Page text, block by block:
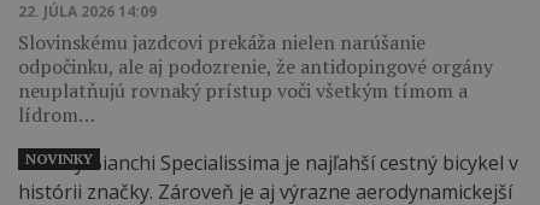
22. JÚLA 2026 14:09
Slovinskému jazdcovi prekáža nielen narúšanie
odpočinku, ale aj podozrenie, že antidopingové orgány
neuplatňujú rovnaký prístup voči všetkým tímom a
lídrom…
NOVINKY